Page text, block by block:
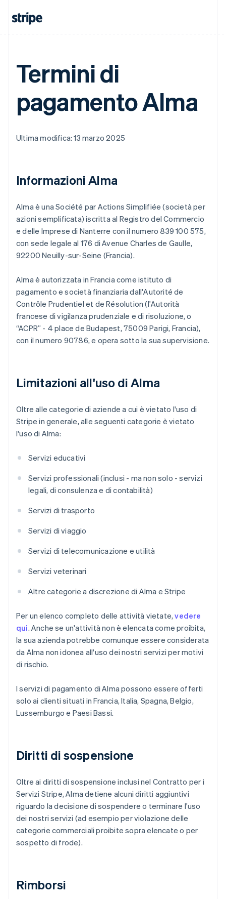
Termini di
pagamento Alma
Ultima modifica: 13 marzo 2025
Informazioni Alma
Alma è una Société par Actions Simplifiée (società per
azioni semplificata) iscritta al Registro del Commercio
e delle Imprese di Nanterre con il numero 839 100 575,
con sede legale al 176 di Avenue Charles de Gaulle,
92200 Neuilly-sur-Seine (Francia).
Alma è autorizzata in Francia come istituto di
pagamento e società finanziaria dall'Autorité de
Contrôle Prudentiel et de Résolution (l'Autorità
francese di vigilanza prudenziale e di risoluzione, o
“ACPR” - 4 place de Budapest, 75009 Parigi, Francia),
con il numero 90786, e opera sotto la sua supervisione.
Limitazioni all'uso di Alma
Oltre alle categorie di aziende a cui è vietato l'uso di
Stripe in generale, alle seguenti categorie è vietato
l'uso di Alma:
Servizi educativi
Servizi professionali (inclusi - ma non solo - servizi
legali, di consulenza e di contabilità)
Servizi di trasporto
Servizi di viaggio
Servizi di telecomunicazione e utilità
Servizi veterinari
Altre categorie a discrezione di Alma e Stripe
Per un elenco completo delle attività vietate,vedere
qui. Anche se un'attività non è elencata come proibita,
la sua azienda potrebbe comunque essere considerata
da Alma non idonea all'uso dei nostri servizi per motivi
di rischio.
I servizi di pagamento di Alma possono essere offerti
solo ai clienti situati in Francia, Italia, Spagna, Belgio,
Lussemburgo e Paesi Bassi.
Diritti di sospensione
Oltre ai diritti di sospensione inclusi nel Contratto per i
Servizi Stripe, Alma detiene alcuni diritti aggiuntivi
riguardo la decisione di sospendere o terminare l'uso
dei nostri servizi (ad esempio per violazione delle
categorie commerciali proibite sopra elencate o per
sospetto di frode).
Rimborsi